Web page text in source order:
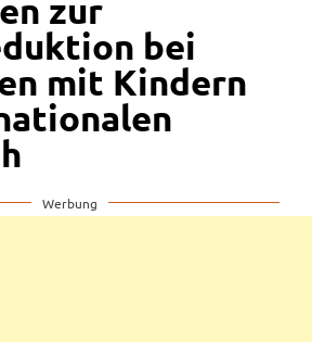
zur
bei
mit Kindern
Werbung